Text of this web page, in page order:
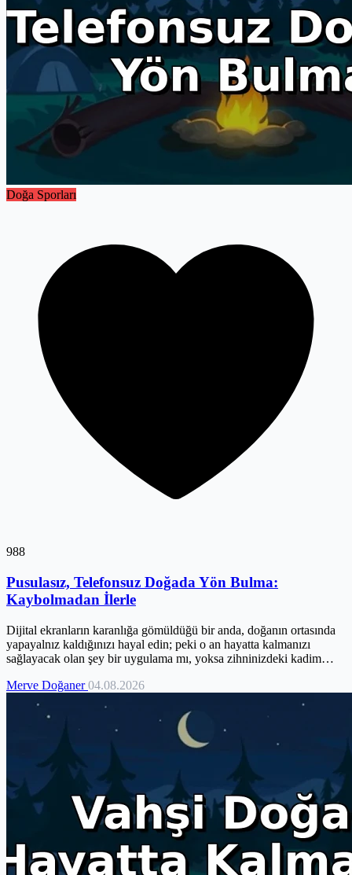
Doğa Sporları
988
Pusulasız, Telefonsuz Doğada Yön Bulma:
Kaybolmadan İlerle
Dijital ekranların karanlığa gömüldüğü bir anda, doğanın ortasında
yapayalnız kaldığınızı hayal edin; peki o an hayatta kalmanızı
sağlayacak olan şey bir uygulama mı, yoksa zihninizdeki kadim
yeteneğimizi körelterek bizi dijital bir kafese hapsediyor. Oysa
güneşin açısı, yıldızların konumu ve ağaçların dili, pusulasız bir
dünyada size yolu gösterecek en sadık rehberlerdir. Kaçkar
Dağları’nın sisli yamaçlarından süzülen bu rehber, sizi modern bir
kaşiften doğanın dilini konuşan gerçek bir maceracıya dönüştürecek.
Hazırlıksız yakalanmanın riskini, kendi zihinsel haritalarınızı
oluşturarak ortadan kaldırın. Şimdi, cihazlarınızı bir kenara bırakın
ve doğanın binlerce yıldır değişmeyen navigasyon kurallarını
keşfetmeye başlayın.
Merve Doğaner04.08.2026